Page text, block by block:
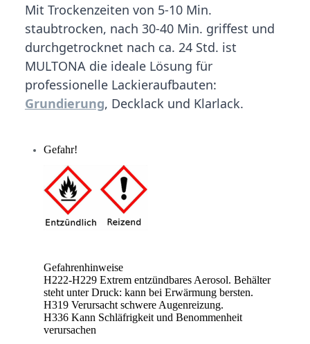
Mit Trockenzeiten von 5-10 Min.
staubtrocken, nach 30-40 Min. griffest und
durchgetrocknet nach ca. 24 Std. ist
MULTONA die ideale Lösung für
professionelle Lackieraufbauten:
Grundierung, Decklack und Klarlack.
Gefahr!
Gefahrenhinweise
H222-H229 Extrem entzündbares Aerosol. Behälter
steht unter Druck: kann bei Erwärmung bersten.
H319 Verursacht schwere Augenreizung.
H336 Kann Schläfrigkeit und Benommenheit
verursachen